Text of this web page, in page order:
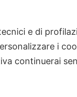
GAY LEX
e di
i
continuerai